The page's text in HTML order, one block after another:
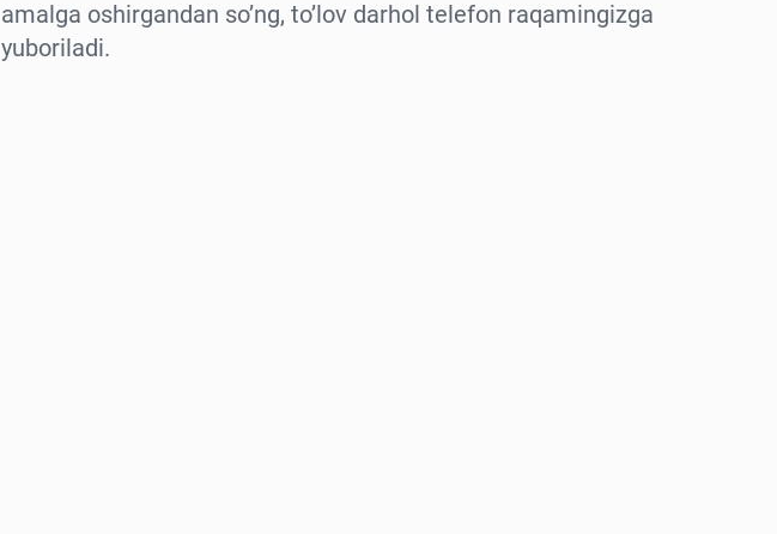
amalga oshirgandan so’ng, to’lov darhol telefon raqamingizga
yuboriladi.